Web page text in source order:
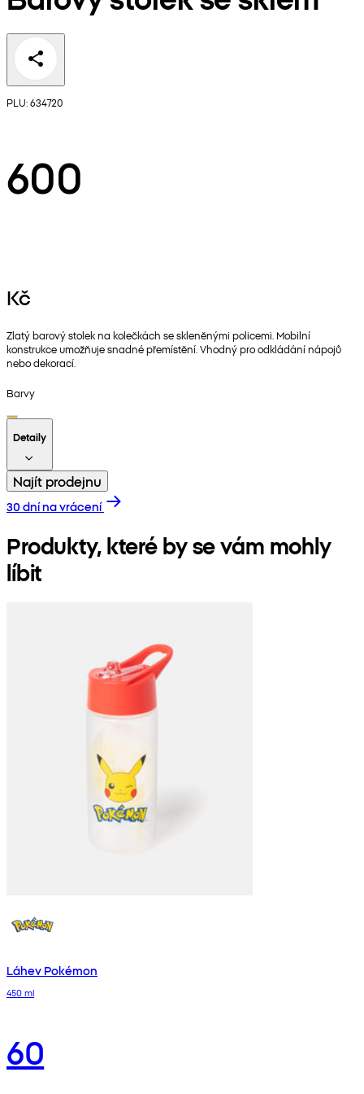
PLU: 634720
600
Kč
Zlatý barový stolek na kolečkách se skleněnými policemi. Mobilní
konstrukce umožňuje snadné přemístění. Vhodný pro odkládání nápojů
nebo dekorací.
Barvy
Detaily
Najít prodejnu
30 dní na vrácení
Produkty, které by se vám mohly
líbit
Láhev Pokémon
450 ml
60